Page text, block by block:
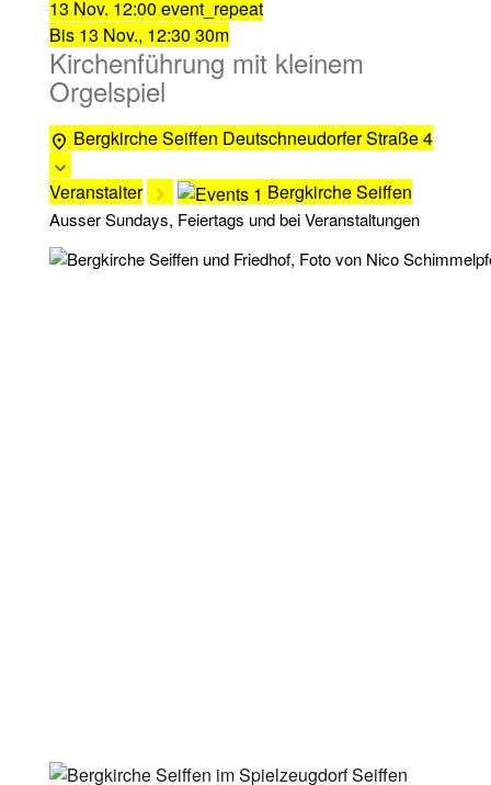
13 Nov. 12:00 event_repeat
Bis 13 Nov., 12:30 30m
Kirchenführung mit kleinem
Orgelspiel
Bergkirche Seiffen Deutschneudorfer Straße 4
Veranstalter Bergkirche Seiffen
Ausser Sundays, Feiertags und bei Veranstaltungen